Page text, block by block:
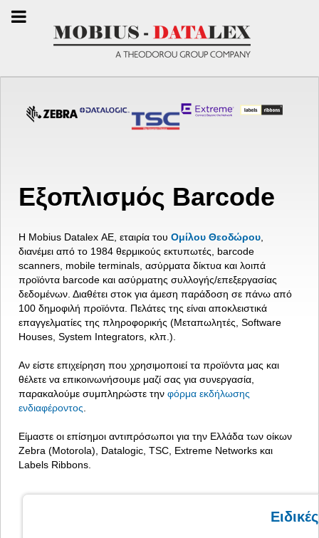
Εξοπλισμός Barcode
Η Mobius Datalex ΑΕ, εταιρία του Ομίλου Θεοδώρου,
διανέμει από το 1984 θερμικούς εκτυπωτές, barcode
scanners, mobile terminals, ασύρματα δίκτυα και λοιπά
προϊόντα barcode και ασύρματης συλλογής/επεξεργασίας
δεδομένων. Διαθέτει στοκ για άμεση παράδοση σε πάνω από
100 δημοφιλή προϊόντα. Πελάτες της είναι αποκλειστικά
επαγγελματίες της πληροφορικής (Μεταπωλητές, Software
Houses, System Integrators, κλπ.).
Αν είστε επιχείρηση που χρησιμοποιεί τα προϊόντα μας και
θέλετε να επικοινωνήσουμε μαζί σας για συνεργασία,
παρακαλούμε συμπληρώστε την φόρμα εκδήλωσης
ενδιαφέροντος.
Είμαστε οι επίσημοι αντιπρόσωποι για την Ελλάδα των οίκων
Zebra (Motorola), Datalogic, TSC, Extreme Networks και
Labels Ribbons.